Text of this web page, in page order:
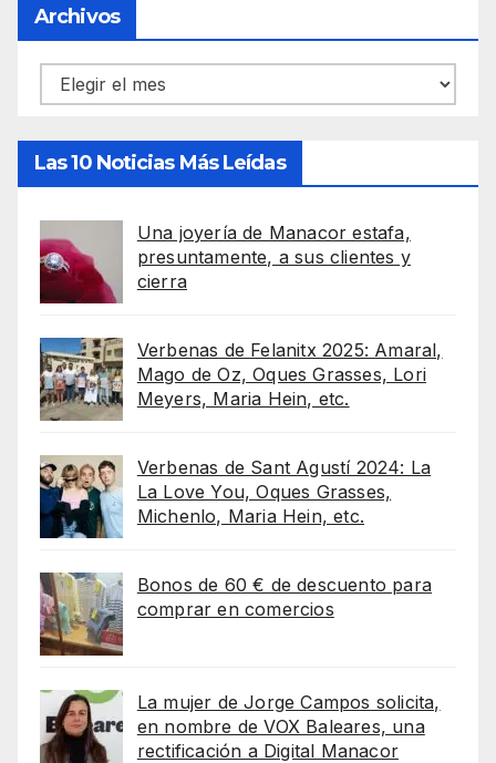
Archivos
Archivos
Las 10 Noticias Más Leídas
Una joyería de Manacor estafa,
presuntamente, a sus clientes y
cierra
Verbenas de Felanitx 2025: Amaral,
Mago de Oz, Oques Grasses, Lori
Meyers, Maria Hein, etc.
Verbenas de Sant Agustí 2024: La
La Love You, Oques Grasses,
Michenlo, Maria Hein, etc.
Bonos de 60 € de descuento para
comprar en comercios
La mujer de Jorge Campos solicita,
en nombre de VOX Baleares, una
rectificación a Digital Manacor